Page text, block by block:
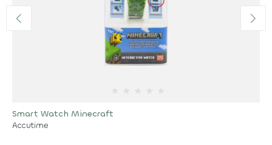
Smart Watch Minecraft
Accutime